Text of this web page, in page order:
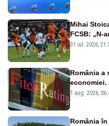
Mihai
FCSB: „N-
190 de
31 iul. 2026,
România a
economiei.
„BBB-” cu
1 aug. 2026,
România